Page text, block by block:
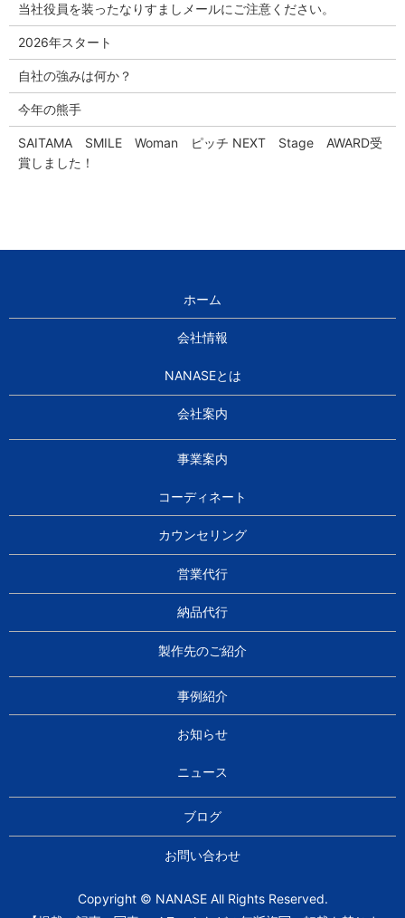
当社役員を装ったなりすましメールにご注意ください。
2026年スタート
自社の強みは何か？
今年の熊手
SAITAMA SMILE Woman ピッチ NEXT Stage AWARD受
賞しました！
ホーム
会社情報
NANASEとは
会社案内
事業案内
コーディネート
カウンセリング
営業代行
納品代行
製作先のご紹介
事例紹介
お知らせ
ニュース
ブログ
お問い合わせ
Copyright © NANASE All Rights Reserved.